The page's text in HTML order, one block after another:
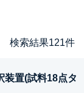
検索結果121件
装置(試料18点タ